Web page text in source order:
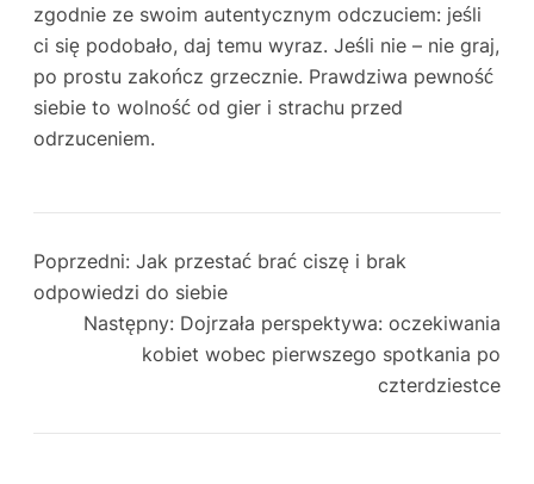
zgodnie ze swoim autentycznym odczuciem: jeśli
ci się podobało, daj temu wyraz. Jeśli nie – nie graj,
po prostu zakończ grzecznie. Prawdziwa pewność
siebie to wolność od gier i strachu przed
odrzuceniem.
Poprzedni: Jak przestać brać ciszę i brak
odpowiedzi do siebie
Następny: Dojrzała perspektywa: oczekiwania
kobiet wobec pierwszego spotkania po
czterdziestce